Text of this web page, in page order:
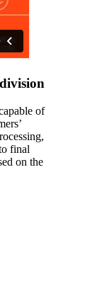
of
final
on the